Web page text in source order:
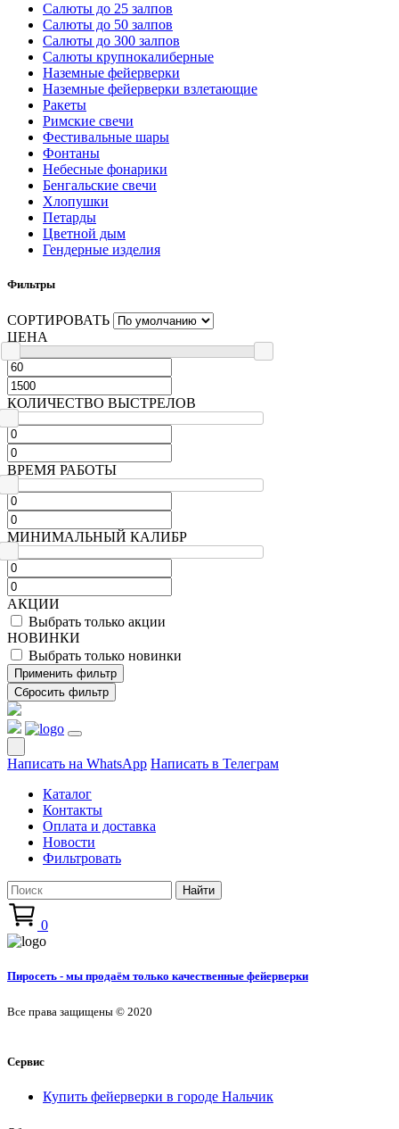
Салюты до 25 залпов
Салюты до 50 залпов
Салюты до 300 залпов
Салюты крупнокалиберные
Наземные фейерверки
Наземные фейерверки взлетающие
Ракеты
Римские свечи
Фестивальные шары
Фонтаны
Небесные фонарики
Бенгальские свечи
Хлопушки
Петарды
Цветной дым
Гендерные изделия
Фильтры
СОРТИРОВАТЬ
ЦЕНА
КОЛИЧЕСТВО ВЫСТРЕЛОВ
ВРЕМЯ РАБОТЫ
МИНИМАЛЬНЫЙ КАЛИБР
АКЦИИ
Выбрать только акции
НОВИНКИ
Выбрать только новинки
Написать на WhatsApp Написать в Телеграм
Каталог
Контакты
Оплата и доставка
Новости
Фильтровать
Найти
0
Пиросеть - мы продаём только качественные фейерверки
Все права защищены © 2020
Сервис
Купить фейерверки в городе Нальчик